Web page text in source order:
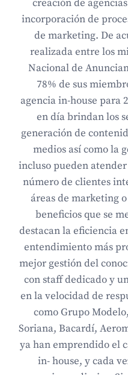
creación de
incorporación de
de marketing. De
realizada entre los
Nacional de
78% de sus
agencia in-house para
en día brindan los
generación de
medios así como la
incluso pueden
número de clientes
áreas de marketing
beneficios que se
destacan la eficiencia
entendimiento más
mejor gestión del
con staff dedicado y
en la velocidad de
como Grupo
Soriana, Bacardí,
ya han emprendido el
in- house, y cada